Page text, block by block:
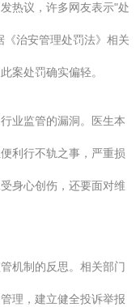
热议，许多网友表示"处
治安管理处罚法》相关
案处罚确实偏轻。
业监管的漏洞。医生本
利行不轨之事，严重损
身心创伤，还要面对维
机制的反思。相关部门
理，建立健全投诉举报